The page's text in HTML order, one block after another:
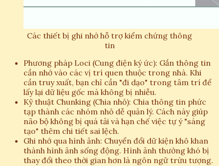
Các thiết bị ghi nhớ hỗ trợ kiểm chứng thông
tin
Phương pháp Loci (Cung điện ký ức): Gắn thông tin
cần nhớ vào các vị trí quen thuộc trong nhà. Khi
cần truy xuất, bạn chỉ cần "đi dạo" trong tâm trí để
lấy lại dữ liệu gốc mà không bị nhiễu.
Kỹ thuật Chunking (Chia nhỏ): Chia thông tin phức
tạp thành các nhóm nhỏ dễ quản lý. Cách này giúp
não bộ không bị quá tải và hạn chế việc tự ý "sáng
tạo" thêm chi tiết sai lệch.
Ghi nhớ qua hình ảnh: Chuyển đổi dữ kiện khô khan
thành hình ảnh sống động. Hình ảnh thường khó bị
thay đổi theo thời gian hơn là ngôn ngữ trừu tượng.